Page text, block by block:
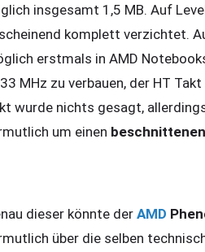
insgesamt 1,5 MB. Auf
komplett verzichtet.
erstmals in AMD
MHz zu verbauen, der HT
wurde nichts gesagt,
um einen
dieser könnte der AMD
über die selben